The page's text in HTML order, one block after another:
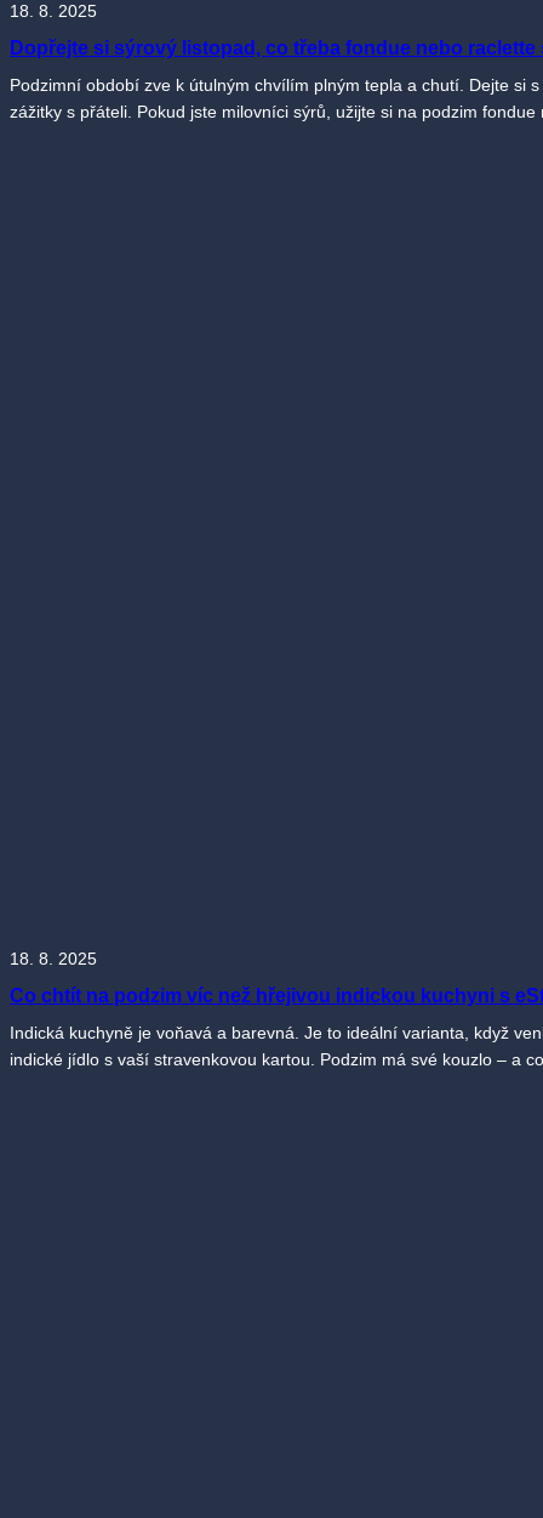
18. 8. 2025
Dopřejte si sýrový listopad, co třeba fondue nebo raclette
Podzimní období zve k útulným chvílím plným tepla a chutí. Dejte si
zážitky s přáteli. Pokud jste milovníci sýrů, užijte si na podzim
18. 8. 2025
Co chtít na podzim víc než hřejivou indickou kuchyni s
Indická kuchyně je voňavá a barevná. Je to ideální varianta, když
indické jídlo s vaší stravenkovou kartou. Podzim má své kouzlo – a